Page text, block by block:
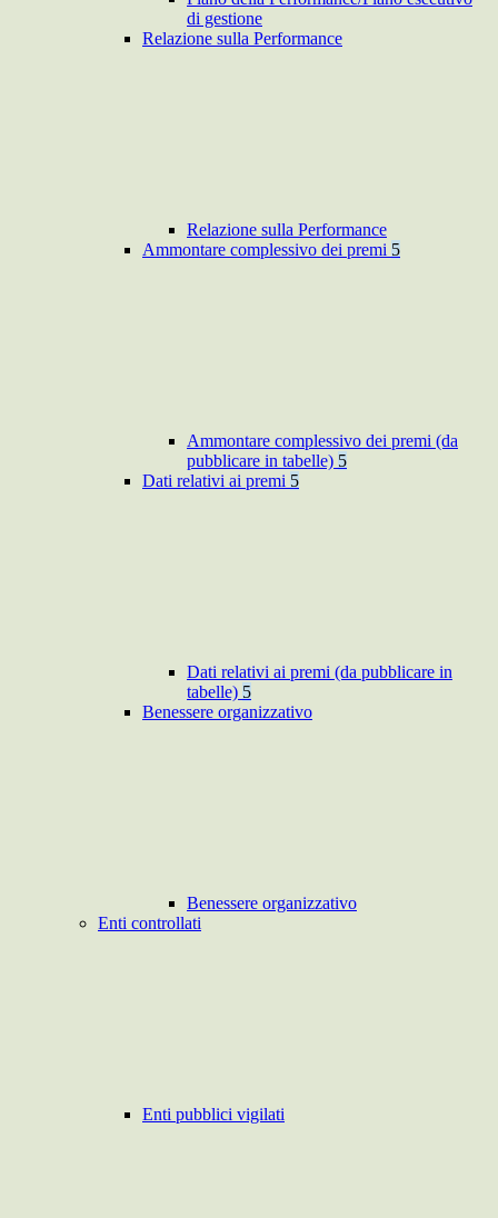
di gestione
Relazione sulla Performance
Relazione sulla Performance
Ammontare complessivo dei premi 5
Ammontare complessivo dei premi (da
pubblicare in tabelle) 5
Dati relativi ai premi 5
Dati relativi ai premi (da pubblicare in
tabelle) 5
Benessere organizzativo
Benessere organizzativo
Enti controllati
Enti pubblici vigilati